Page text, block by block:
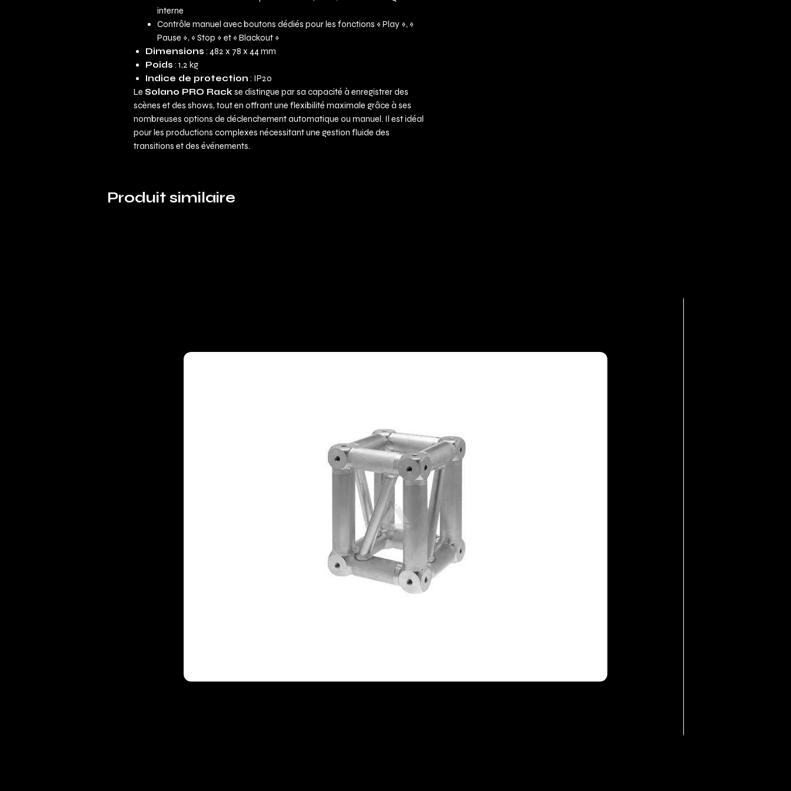
interne
Contrôle manuel avec boutons dédiés pour les fonctions « Play », «
Pause », « Stop » et « Blackout »
Dimensions : 482 x 78 x 44 mm
Poids : 1,2 kg
Indice de protection : IP20
Le Solano PRO Rackse distingue par sa capacité à enregistrer des
scènes et des shows, tout en offrant une flexibilité maximale grâce à ses
nombreuses options de déclenchement automatique ou manuel. Il est idéal
pour les productions complexes nécessitant une gestion fluide des
transitions et des événements.
Produit similaire